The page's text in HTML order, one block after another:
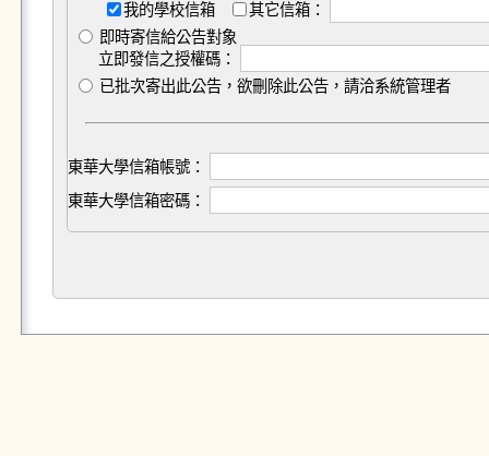
我的學校信箱
其它信箱：
即時寄信給公告對象
立即發信之授權碼：
已批次寄出此公告，欲刪除此公告，請洽系統管理者
東華大學信箱帳號：
東華大學信箱密碼：